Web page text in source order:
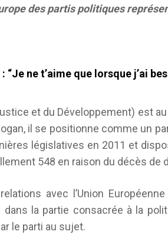
des partis politiques
: “Je ne t’aime que lorsque j’ai
et du Développement) est
il se positionne comme un
législatives en 2011 et
548 en raison du décès de
avec l’Union
la partie consacrée à la
le parti au sujet.